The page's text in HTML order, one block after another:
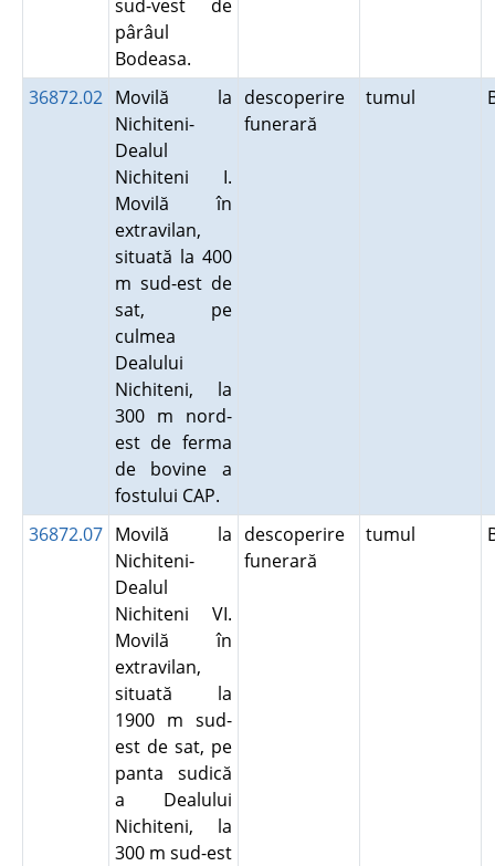
sud-vest de
pârâul
Bodeasa.
36872.02 Movilă la
Nichiteni-
Dealul
Nichiteni I.
Movilă în
extravilan,
situată la 400
m sud-est de
sat, pe
culmea
Dealului
Nichiteni, la
300 m nord-
est de ferma
de bovine a
fostului CAP.
descoperire
funerară
tumul
36872.07 Movilă la
Nichiteni-
Dealul
Nichiteni VI.
Movilă în
extravilan,
situată la
1900 m sud-
est de sat, pe
panta sudică
a Dealului
Nichiteni, la
300 m sud-est
descoperire
funerară
tumul